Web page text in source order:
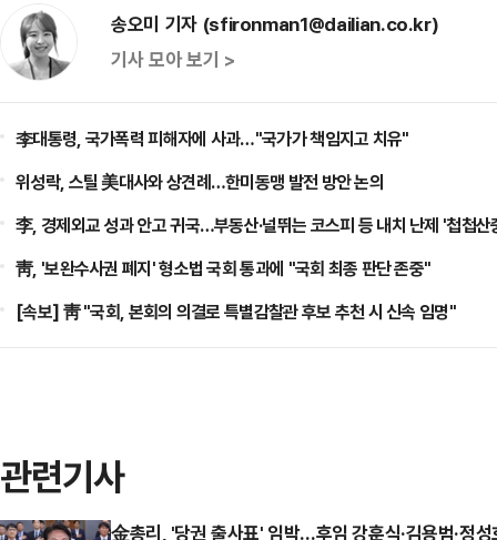
송오미 기자 (sfironman1@dailian.co.kr)
기사 모아 보기 >
李대통령, 국가폭력 피해자에 사과…"국가가 책임지고 치유"
위성락, 스틸 美대사와 상견례…한미동맹 발전 방안 논의
李, 경제외교 성과 안고 귀국…부동산·널뛰는 코스피 등 내치 난제 '첩첩산
靑, '보완수사권 폐지' 형소법 국회 통과에 "국회 최종 판단 존중"
[속보] 靑 "국회, 본회의 의결로 특별감찰관 후보 추천 시 신속 임명"
관련기사
金총리, '당권 출사표' 임박…후임 강훈식·김용범·정